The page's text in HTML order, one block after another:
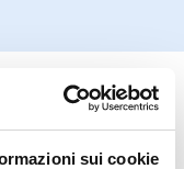
sui cookie